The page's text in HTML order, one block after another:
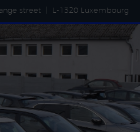
street L-1320 Luxembourg